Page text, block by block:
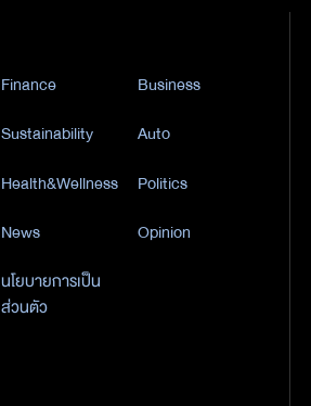
Finance
Business
Sustainability
Auto
Health&Wellness
Politics
News
Opinion
นโยบายการเป็น
ส่วนตัว